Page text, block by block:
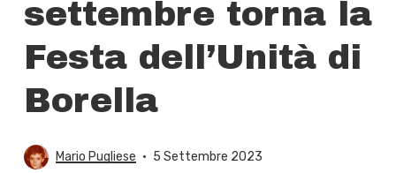
settembre torna la
Festa dell’Unità di
Borella
Mario Pugliese 5 Settembre 2023